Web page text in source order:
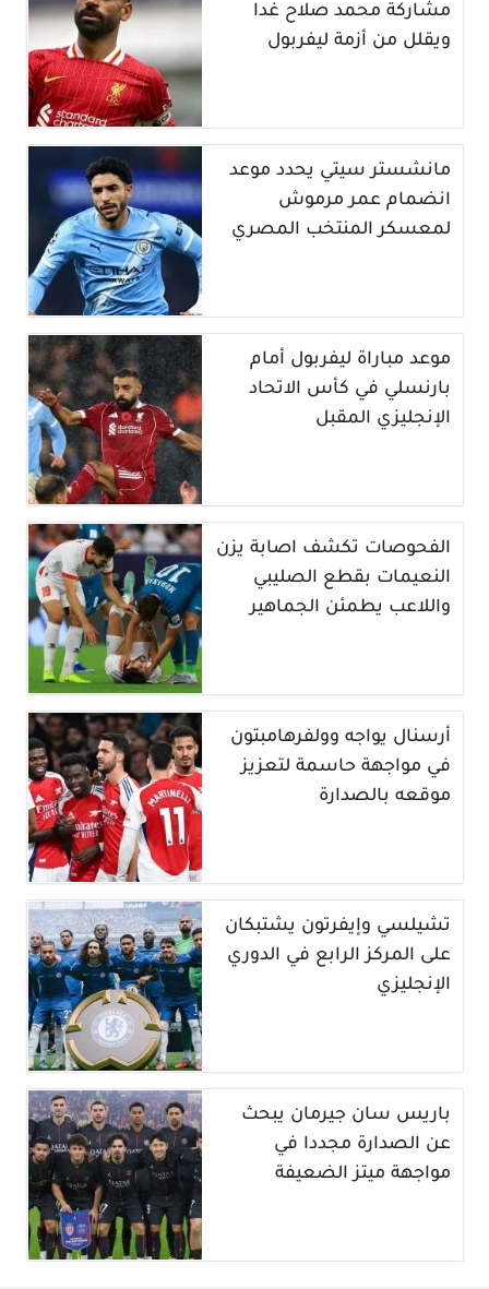
مشاركة محمد صلاح غدا
ويقلل من أزمة ليفربول
مانشستر سيتي يحدد موعد
انضمام عمر مرموش
لمعسكر المنتخب المصري
موعد مباراة ليفربول أمام
بارنسلي في كأس الاتحاد
الإنجليزي المقبل
الفحوصات تكشف اصابة يزن
النعيمات بقطع الصليبي
واللاعب يطمئن الجماهير
أرسنال يواجه وولفرهامبتون
في مواجهة حاسمة لتعزيز
موقعه بالصدارة
تشيلسي وإيفرتون يشتبكان
على المركز الرابع في الدوري
الإنجليزي
باريس سان جيرمان يبحث
عن الصدارة مجددا في
مواجهة ميتز الضعيفة